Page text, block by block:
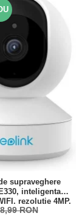
supraveghere
inteligenta
rezolutie 4MP,
pe email si prin
RON